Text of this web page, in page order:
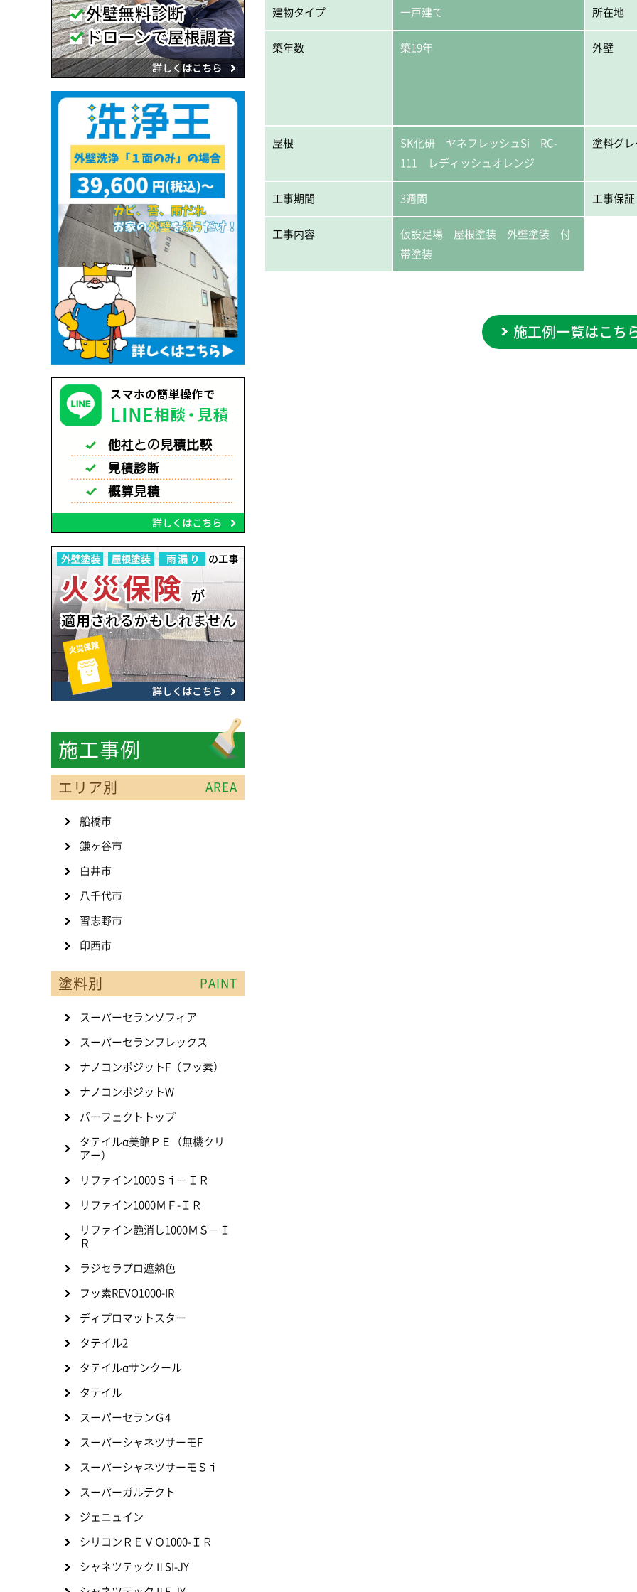
建物タイプ 一戸建て 所在地
築年数 築19年 外壁
屋根
SK化研 ヤネフレッシュSi RC-
111 レディッシュオレンジ
塗料グ
工事期間 3週間 工事保証
工事内容
仮設足場 屋根塗装 外壁塗装 付
帯塗装
施工例一覧はこち
施工事例
エリア別 AREA
船橋市
鎌ヶ谷市
白井市
八千代市
習志野市
印西市
塗料別 PAINT
スーパーセランソフィア
スーパーセランフレックス
ナノコンポジットF（フッ素）
ナノコンポジットW
パーフェクトトップ
タテイルα美館ＰＥ（無機クリ
アー）
リファイン1000Ｓｉ－ＩＲ
リファイン1000ＭＦ-ＩＲ
リファイン艶消し1000ＭＳ－Ｉ
Ｒ
ラジセラプロ遮熱色
フッ素REVO1000-IR
ディプロマットスター
タテイル2
タテイルαサンクール
タテイル
スーパーセランＧ4
スーパーシャネツサーモF
スーパーシャネツサーモＳｉ
スーパーガルテクト
ジェニュイン
シリコンＲＥＶＯ1000-ＩＲ
シャネツテックⅡSI-JY